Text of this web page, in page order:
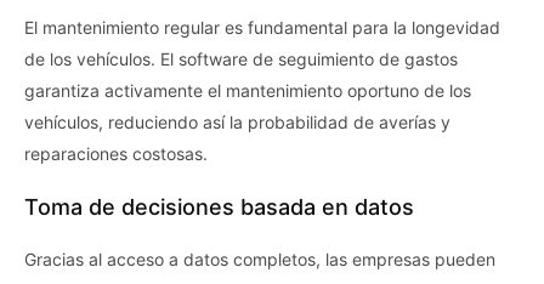
El mantenimiento regular es fundamental para la longevidad
de los vehículos. El software de seguimiento de gastos
garantiza activamente el mantenimiento oportuno de los
vehículos, reduciendo así la probabilidad de averías y
reparaciones costosas.
Toma de decisiones basada en datos
Gracias al acceso a datos completos, las empresas pueden